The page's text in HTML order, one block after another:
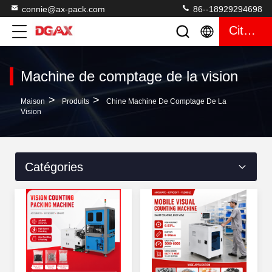
connie@ax-pack.com 86--18929294698
Citation
Machine de comptage de la vision
Maison > Produits >
Chine Machine De Comptage De La
Vision
Catégories